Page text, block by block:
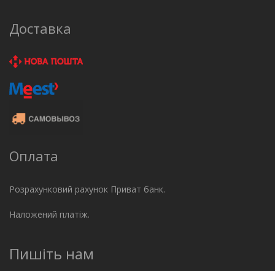
Доставка
Оплата
Розрахунковий рахунок Приват банк.
Наложений платіж.
Пишіть нам